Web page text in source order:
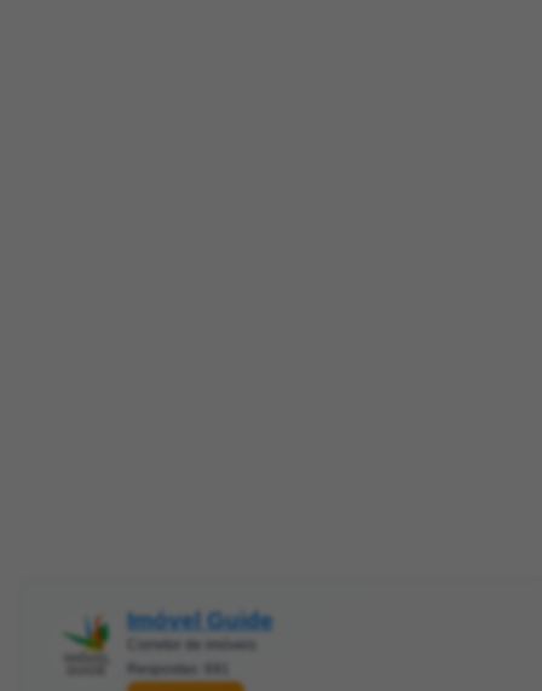
Imóvel Guide